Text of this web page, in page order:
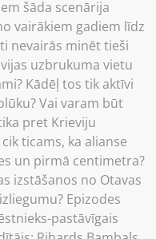
šāda scenārija
vairākiem gadiem līdz
nevairās minēt tieši
uzbrukuma vietu
Kādēļ tos tik aktīvi
Vai varam būt
pret Krieviju
ticams, ka alianse
un pirmā centimetra?
izstāšanos no Otavas
Epizodes
pastāvīgais